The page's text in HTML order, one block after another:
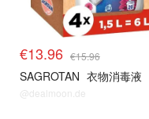
€13.96 €15.96
SAGROTAN 衣物消毒液
@dealmoon.de